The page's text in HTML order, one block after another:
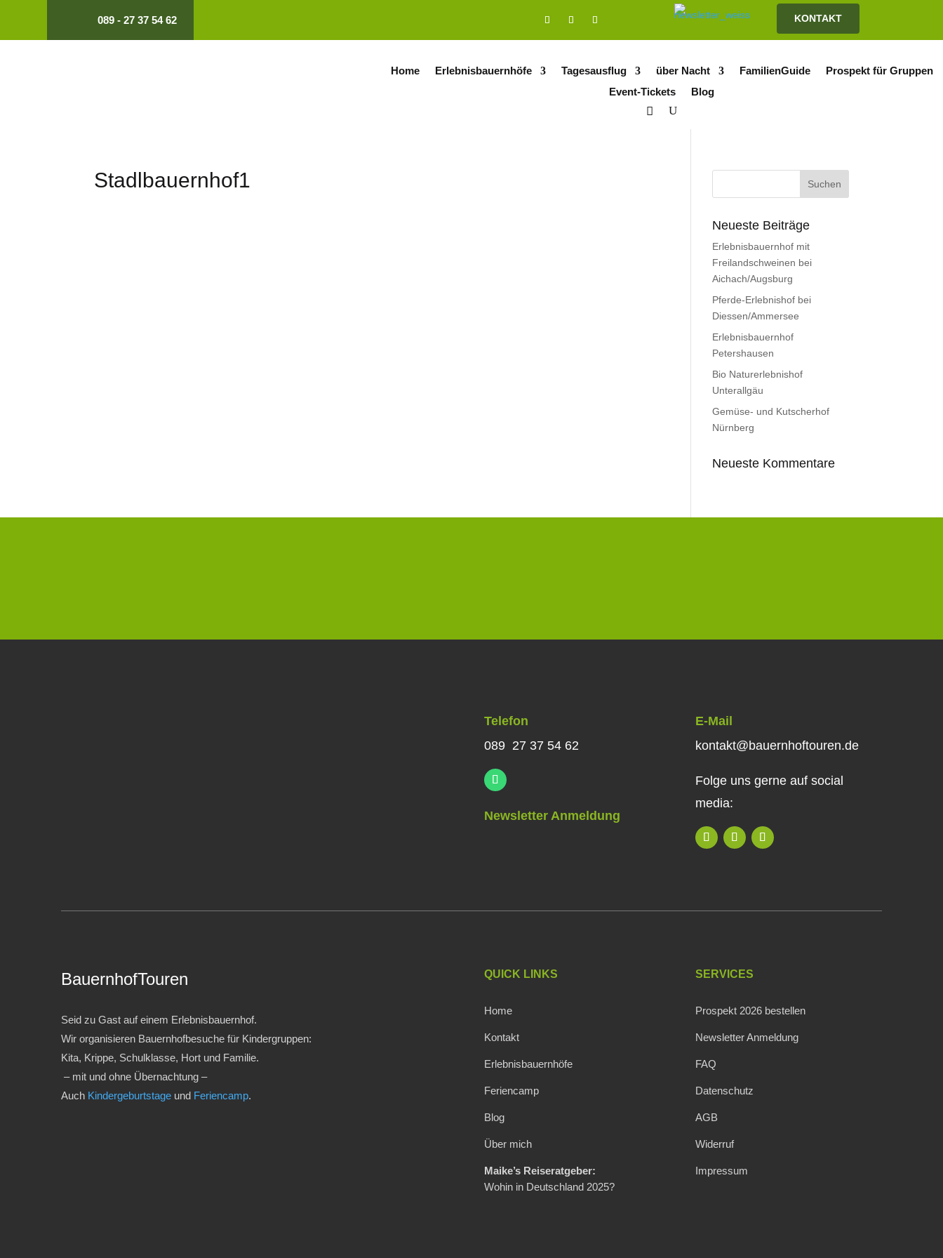
089 - 27 37 54 62 KONTAKT
Home Erlebnisbauernhöfe Tagesausflug über Nacht FamilienGuide
Prospekt für Gruppen
Event-Tickets
Blog
Stadlbauernhof1
Neueste Beiträge
Erlebnisbauernhof mit
Freilandschweinen bei
Aichach/Augsburg
Pferde-Erlebnishof bei
Diessen/Ammersee
Erlebnisbauernhof
Petershausen
Bio Naturerlebnishof
Unterallgäu
Gemüse- und Kutscherhof
Nürnberg
Neueste Kommentare
Telefon
089 27 37 54 62
Newsletter Anmeldung
E-Mail
kontakt@bauernhoftouren.de
Folge uns gerne auf social
media:
BauernhofTouren
Seid zu Gast auf einem Erlebnisbauernhof.
Wir organisieren Bauernhofbesuche für Kindergruppen:
Kita, Krippe, Schulklasse, Hort und Familie.
– mit und ohne Übernachtung –
Auch Kindergeburtstage und Feriencamp.
QUICK LINKS
Home
Kontakt
Erlebnisbauernhöfe
Feriencamp
Blog
Über mich
Maike’s Reiseratgeber:
Wohin in Deutschland 2025?
SERVICES
Prospekt 2026 bestellen
Newsletter Anmeldung
FAQ
Datenschutz
AGB
Widerruf
Impressum